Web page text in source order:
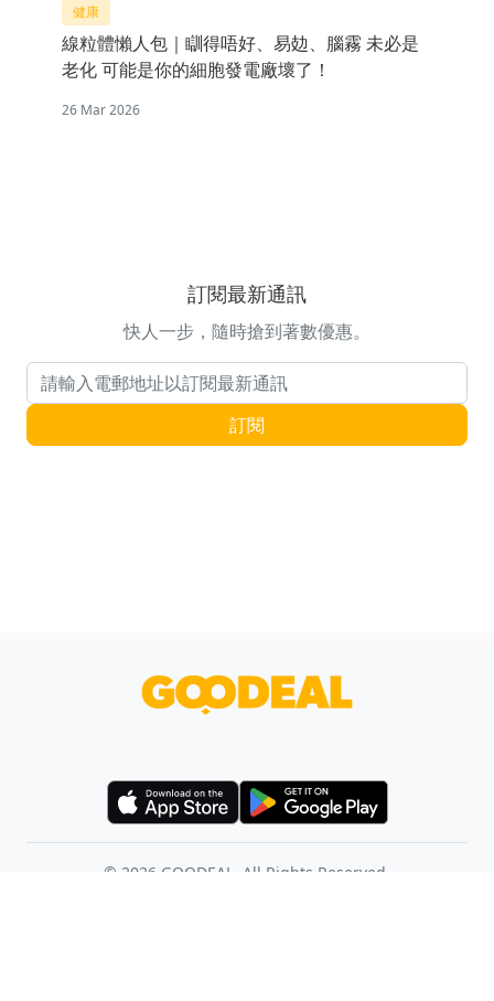
健康
線粒體懶人包｜瞓得唔好、易攰、腦霧 未必是
老化 可能是你的細胞發電廠壞了！
26 Mar 2026
訂閱最新通訊
快人一步，隨時搶到著數優惠。
電郵地址 訂閱
© 2026 GOODEAL. All Rights Reserved.